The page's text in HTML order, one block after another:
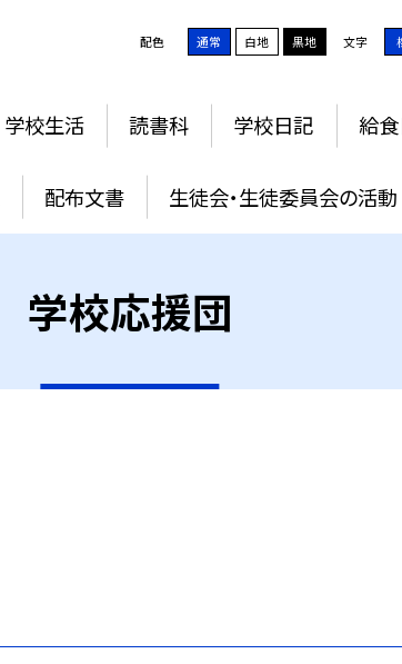
配色 通常 白地 黒地 文字
学校生活 読書科 学校日記 給
配布文書 生徒会・生徒委員会の活動
学校応援団